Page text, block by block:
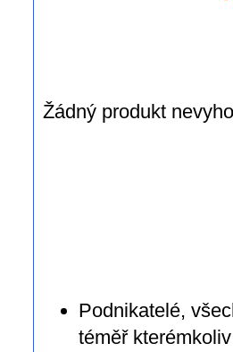
Žádný produkt
Podnikatelé,
téměř